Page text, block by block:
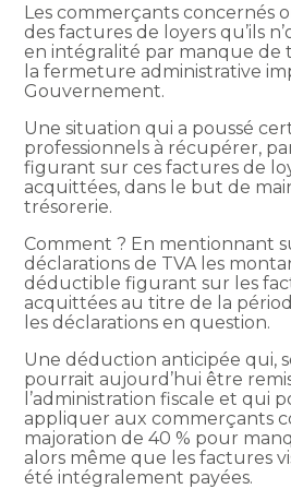
Les commerçants concernés
des factures de loyers qu’ils
en intégralité par manque de
la fermeture administrative
Gouvernement.
Une situation qui a poussé
professionnels à récupérer,
figurant sur ces factures de
acquittées, dans le but de
trésorerie.
Comment ? En mentionnant
déclarations de TVA les
déductible figurant sur les
acquittées au titre de la
les déclarations en question.
Une déduction anticipée qui,
pourrait aujourd’hui être
l’administration fiscale et qui
appliquer aux commerçants
majoration de 40 % pour
alors même que les factures
été intégralement payées.